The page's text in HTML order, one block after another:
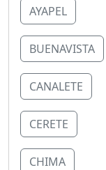
AYAPEL
BUENAVISTA
CANALETE
CERETE
CHIMA